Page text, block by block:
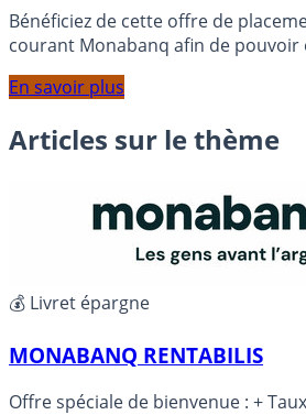
Bénéficiez de cette offre de
courant Monabanq afin de pouvoir
En savoir plus
Articles sur le thème
💰 Livret épargne
MONABANQ RENTABILIS
Offre